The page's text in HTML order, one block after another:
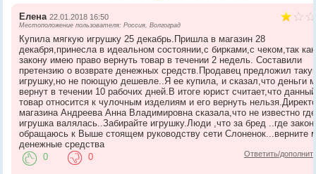
Елена 22.01.2018 16:50
Местоположение пользователя: Россия, Волгоград
Купила мягкую игрушку 25 декабрь.Пришла в магазин 28
декабря,принесла в идеальном состоянии,с бирками,с чеком,так
закону имею право вернуть товар в течении 2 недель. Составили
претензию о возврате денежных средств.Продавец предложил
игрушку,но не поющую дешевле..Я ее купила, и сказал,что деньги
вернут в течении 10 рабочих дней.В итоге юрист считает,что данный
товар относится к чулочным изделиям и его вернуть
магазина Андреева Анна Владимировна сказала,что не известно
игрушка валялась..Забирайте игрушку.Люди ,что за бред ..где
обращаюсь к Выше стоящем руководству сети Слоненок...верните
денежные средства
Ответить/
0 0